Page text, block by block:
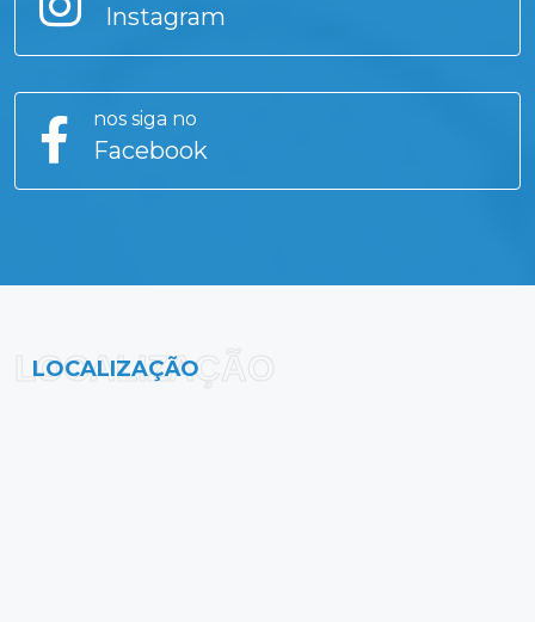
Instagram
nos siga no
Facebook
LOCALIZAÇÃO
LOCALIZAÇÃO